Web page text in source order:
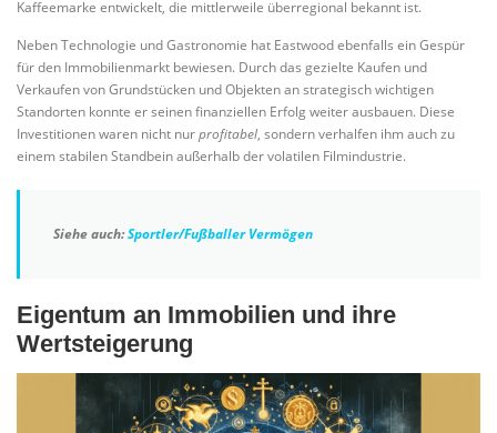
Kaffeemarke entwickelt, die mittlerweile überregional bekannt ist.
Neben Technologie und Gastronomie hat Eastwood ebenfalls ein Gespür
für den Immobilienmarkt bewiesen. Durch das gezielte Kaufen und
Verkaufen von Grundstücken und Objekten an strategisch wichtigen
Standorten konnte er seinen finanziellen Erfolg weiter ausbauen. Diese
Investitionen waren nicht nurprofitabel, sondern verhalfen ihm auch zu
einem stabilen Standbein außerhalb der volatilen Filmindustrie.
Siehe auch:Sportler/Fußballer Vermögen
Eigentum an Immobilien und ihre
Wertsteigerung